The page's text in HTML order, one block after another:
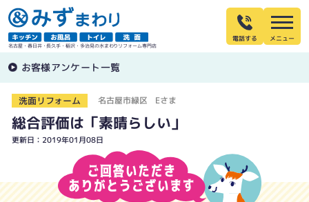
名古屋・春日井・長久手・稲沢・多治見の水まわりリフォーム専門店
電話する
お客様アンケート一覧
洗面リフォーム 名古屋市緑区 Eさま
総合評価は「素晴らしい」
更新日：2019年01月08日